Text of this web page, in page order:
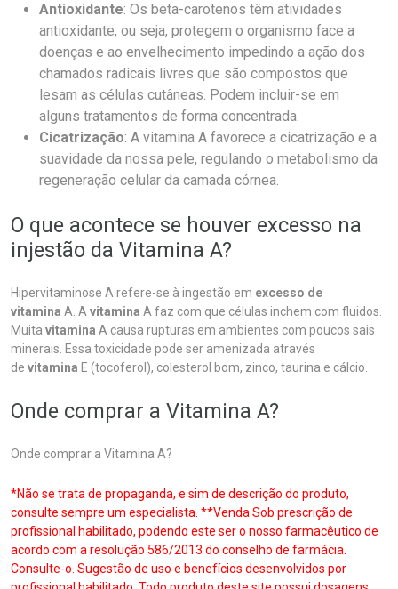
Antioxidante: Os beta-carotenos têm atividades
antioxidante, ou seja, protegem o organismo face a
doenças e ao envelhecimento impedindo a ação dos
chamados radicais livres que são compostos que
lesam as células cutâneas. Podem incluir-se em
alguns tratamentos de forma concentrada.
Cicatrização: A vitamina A favorece a cicatrização e a
suavidade da nossa pele, regulando o metabolismo da
regeneração celular da camada córnea.
O que acontece se houver excesso na
injestão da Vitamina A?
Hipervitaminose A refere-se à ingestão em excesso de
vitamina A. A vitamina A faz com que células inchem com fluidos.
Muita vitamina A causa rupturas em ambientes com poucos sais
minerais. Essa toxicidade pode ser amenizada através
de vitamina E (tocoferol), colesterol bom, zinco, taurina e cálcio.
Onde comprar a Vitamina A?
Onde comprar a Vitamina A?
*Não se trata de propaganda, e sim de descrição do produto,
consulte sempre um especialista. **Venda Sob prescrição de
profissional habilitado, podendo este ser o nosso farmacêutico de
acordo com a resolução 586/2013 do conselho de farmácia.
Consulte-o. Sugestão de uso e benefícios desenvolvidos por